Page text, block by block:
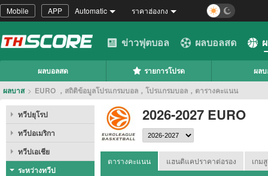
Mobile APP Automatic ราคาฮ่องกง
ข่าวฟุตบอล ผลบอลสด
ผลบอลสด รายการโปรด
ผล
ผลบาส > EURO ，สถิติข้อมูลโปรแกรมบอล，โปรแกรมบอล，ตารางคะแนน
ทวีปยุโรป
ทวีปอเมริกา
ทวีปเอเชีย
ระหว่างทวีป
2026-2027 EURO
ตารางคะแนน แฮนดิแคปราคาต่อรอง เกม